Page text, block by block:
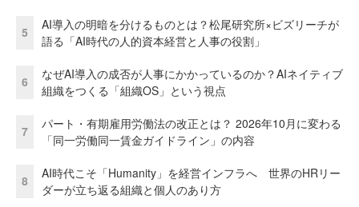
5
AI導入の明暗を分けるものとは？松尾研究所×ビズリーチが
語る「AI時代の人的資本経営と人事の役割」
6
なぜAI導入の成否が人事にかかっているのか？AIネイティブ
組織をつくる「組織OS」という視点
7
パート・有期雇用労働法の改正とは？ 2026年10月に変わる
「同一労働同一賃金ガイドライン」の内容
8
AI時代こそ「Humanity」を経営インフラへ 世界のHRリー
ダーが立ち返る組織と個人のあり方